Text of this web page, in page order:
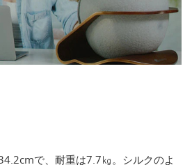
で、耐重は7.7㎏。シルクのよ